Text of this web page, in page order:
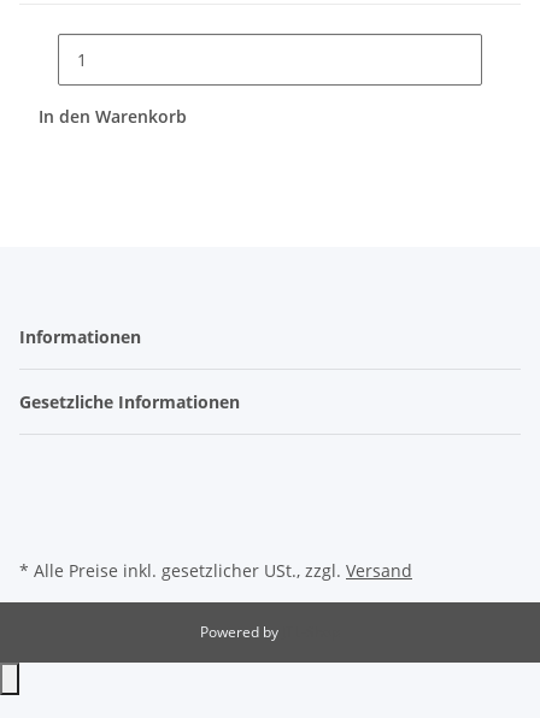
In den Warenkorb
Informationen
Gesetzliche Informationen
* Alle Preise inkl. gesetzlicher USt., zzgl. Versand
Powered by